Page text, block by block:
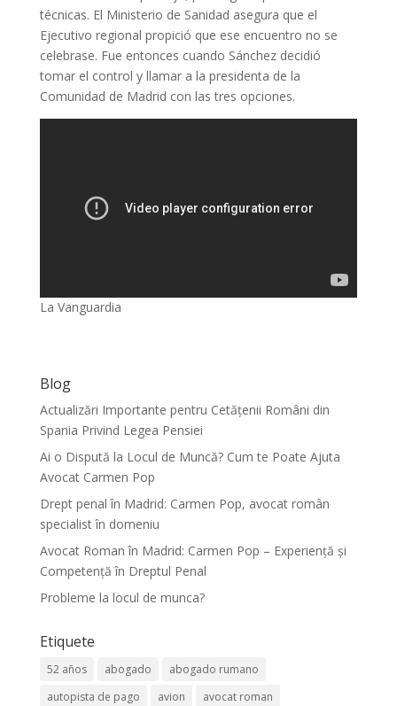
técnicas. El Ministerio de Sanidad asegura que el
Ejecutivo regional propició que ese encuentro no se
celebrase. Fue entonces cuando Sánchez decidió
tomar el control y llamar a la presidenta de la
Comunidad de Madrid con las tres opciones.
La Vanguardia
Blog
Actualizări Importante pentru Cetățenii Români din
Spania Privind Legea Pensiei
Ai o Dispută la Locul de Muncă? Cum te Poate Ajuta
Avocat Carmen Pop
Drept penal în Madrid: Carmen Pop, avocat român
specialist în domeniu
Avocat Roman în Madrid: Carmen Pop – Experiență și
Competență în Dreptul Penal
Probleme la locul de munca?
Etiquete
52 años abogado
abogado rumano
autopista de pago
avion
avocat roman